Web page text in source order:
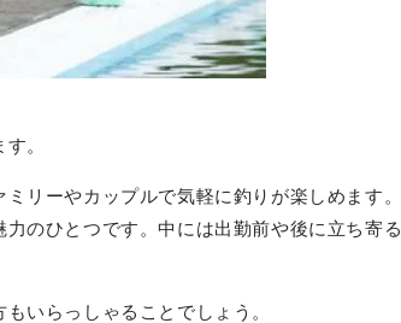
。
リーやカップルで気軽に釣りが楽しめます。
のひとつです。中には出勤前や後に立ち寄る
いらっしゃることでしょう。